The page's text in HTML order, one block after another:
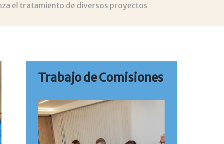
el tratamiento de diversos proyectos
Trabajo de Comisiones